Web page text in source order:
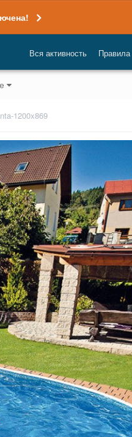
Вся активность Правила
1200x869